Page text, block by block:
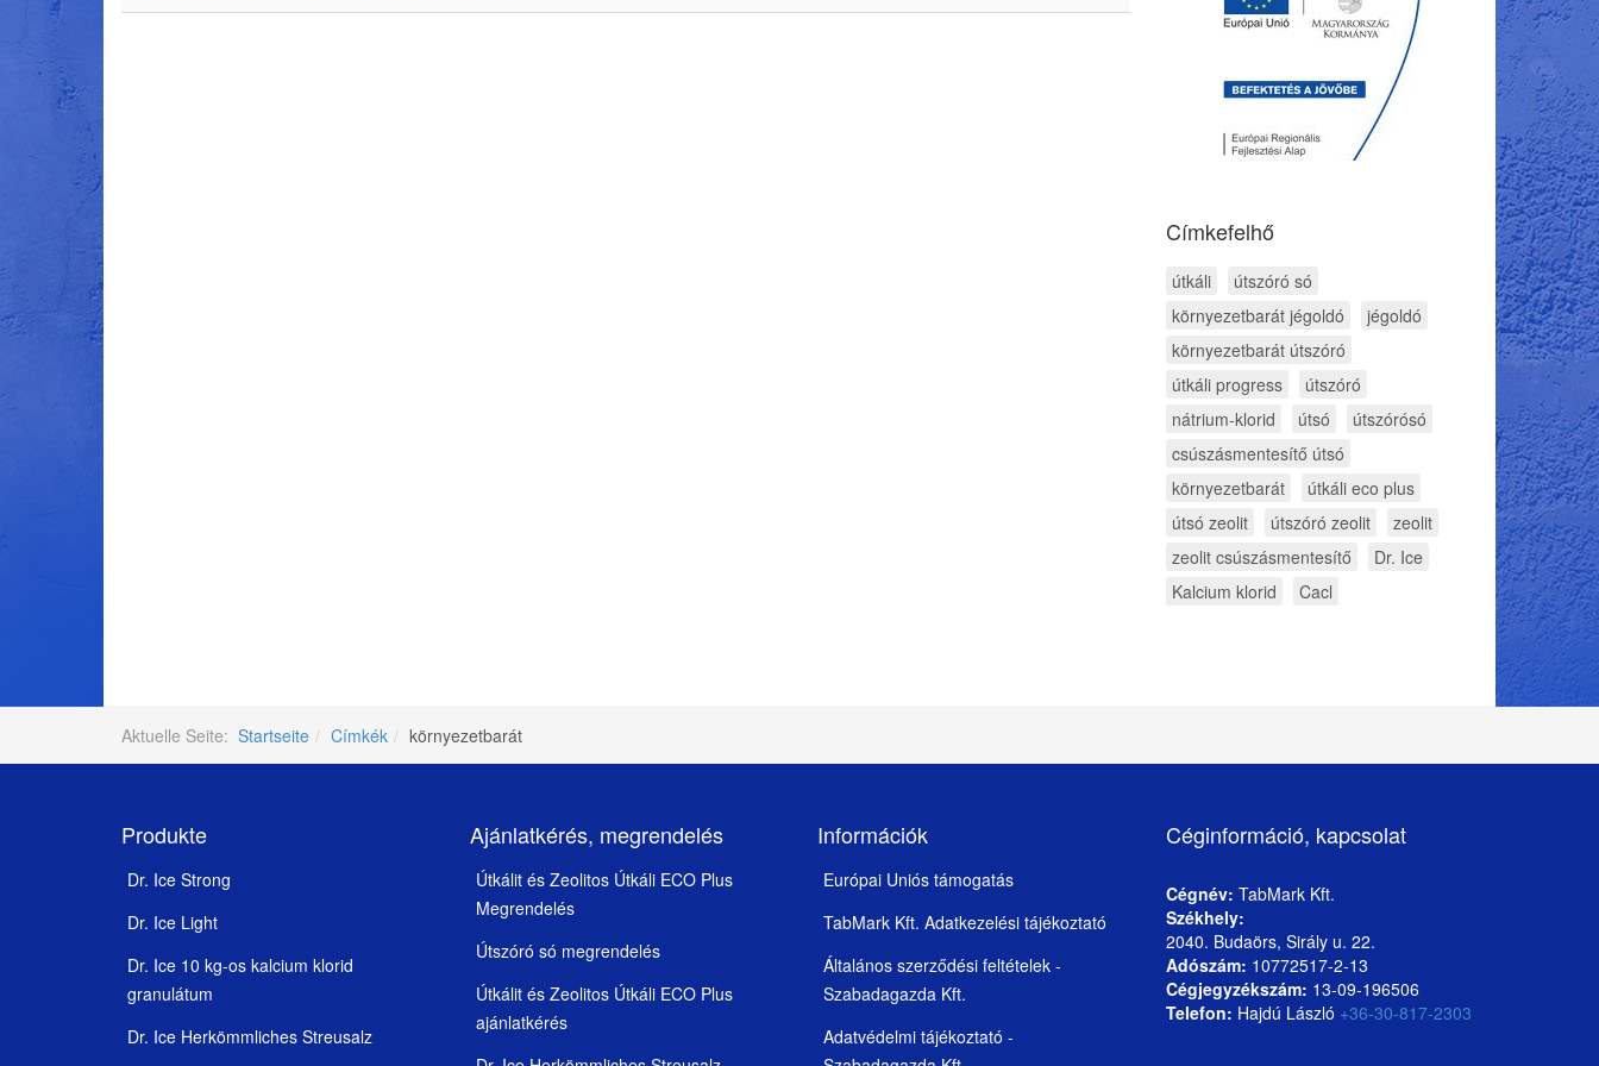
Címkefelhő
útkáli
útszóró só
környezetbarát jégoldó
jégoldó
környezetbarát útszóró
útkáli progress
útszóró
nátrium-klorid
útsó
útszórósó
csúszásmentesítő útsó
környezetbarát
útkáli eco plus
útsó zeolit
útszóró zeolit
zeolit
zeolit csúszásmentesítő
Dr. Ice
Kalcium klorid
Cacl
Aktuelle Seite: Startseite Címkék környezetbarát
Produkte
Dr. Ice Strong
Dr. Ice Light
Dr. Ice 10 kg-os kalcium klorid
granulátum
Dr. Ice Herkömmliches Streusalz
Ajánlatkérés, megrendelés
Útkálit és Zeolitos Útkáli ECO Plus
Megrendelés
Útszóró só megrendelés
Útkálit és Zeolitos Útkáli ECO Plus
ajánlatkérés
Információk
Európai Uniós támogatás
TabMark Kft. Adatkezelési tájékoztató
Általános szerződési feltételek -
Szabadagazda Kft.
Adatvédelmi tájékoztató -
Céginformáció, kapcsolat
Cégnév: TabMark Kft.
Székhely:
2040. Budaörs, Sirály u. 22.
Adószám: 10772517-2-13
Cégjegyzékszám: 13-09-196506
Telefon: Hajdú László +36-30-817-2303